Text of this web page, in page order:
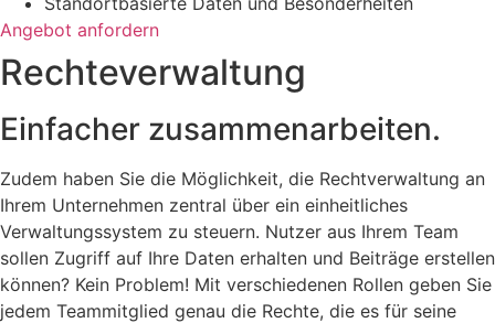
Angebot anfordern
Rechteverwaltung
Einfacher zusammen­arbeiten.
Zudem haben Sie die Möglichkeit, die Rechtverwaltung an
Ihrem Unternehmen zentral über ein einheitliches
Verwaltungssystem zu steuern. Nutzer aus Ihrem Team
sollen Zugriff auf Ihre Daten erhalten und Beiträge erstellen
können? Kein Problem! Mit verschiedenen Rollen geben Sie
jedem Teammitglied genau die Rechte, die es für seine